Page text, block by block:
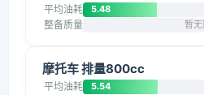
平均油耗 5.48
整备质量 暂
摩托车 排量800cc
平均油耗 5.54